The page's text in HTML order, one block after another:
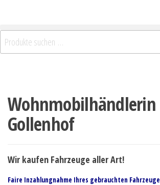
Wohnmobilhändlerin
Gollenhof
Wir kaufen Fahrzeuge aller Art!
Faire Inzahlungnahme Ihres gebrauchten Fahrzeuge